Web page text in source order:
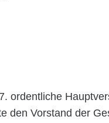
ordentliche
den Vorstand der